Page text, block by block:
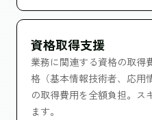
資格取得支援
業務に関連する資格の取得
格（基本情報技術者、応用
の取得費用を全額負担。ス
ます。